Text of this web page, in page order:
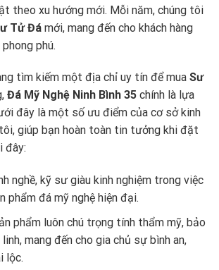
theo xu hướng mới. Mỗi năm, chúng tôi
Tử Đá mới, mang đến cho khách hàng
phú.
tìm kiếm một địa chỉ uy tín để mua Sư
Đá Mỹ Nghệ Ninh Bình 35 chính là lựa
đây là một số ưu điểm của cơ sở kinh
giúp bạn hoàn toàn tin tưởng khi đặt
đây:
nghề, kỹ sư giàu kinh nghiệm trong việc
phẩm đá mỹ nghệ hiện đại.
phẩm luôn chú trọng tính thẩm mỹ, bảo
mang đến cho gia chủ sự bình an,
lộc.